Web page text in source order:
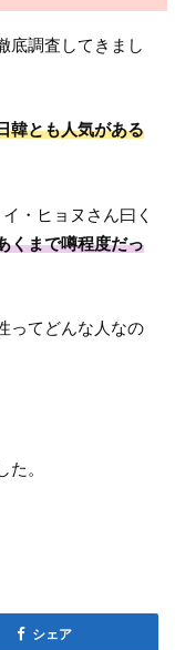
底調査してきまし
韓とも人気がある
・ヒョヌさん曰く
くまで噂程度だっ
ってどんな人なの
。
シェア